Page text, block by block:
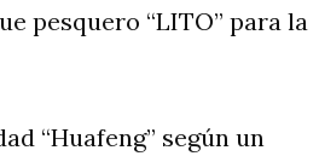
pesquero “LITO” para la
“Huafeng” según un